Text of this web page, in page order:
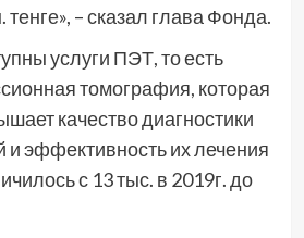
тенге», – сказал глава Фонда.
услуги ПЭТ, то есть
томография, которая
качество диагностики
и эффективность их лечения
с 13 тыс. в 2019г. до